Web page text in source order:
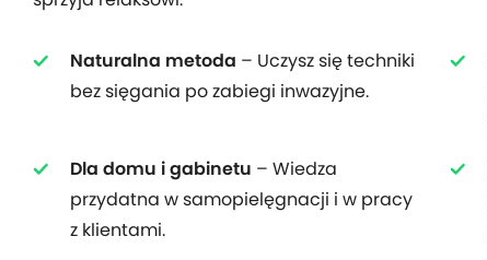
Naturalna metoda – Uczysz się techniki
bez sięgania po zabiegi inwazyjne.
Dla domu i gabinetu – Wiedza
przydatna w samopielęgnacji i w pracy
z klientami.